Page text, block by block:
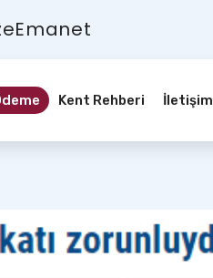
Kent Rehberi İletişim